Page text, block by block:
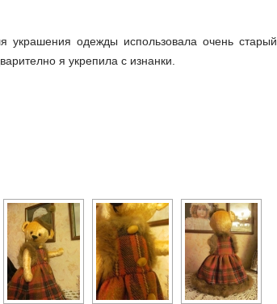
украшения одежды использовала очень старый
я укрепила с изнанки.